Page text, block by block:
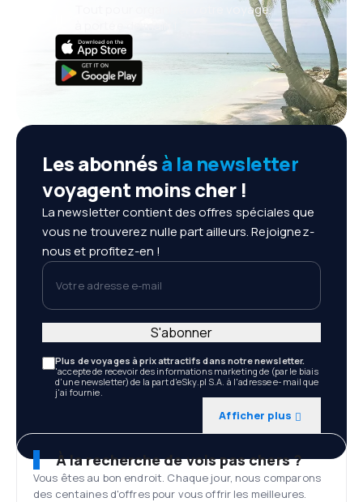
Tout pour organiser votre voyage,
Les abonnésà la newsletter
voyagent moins cher !
La newsletter contient des offres spéciales que
vous ne trouverez nulle part ailleurs. Rejoignez-
nous et profitez-en !
Votre adresse e-mail
Plus de voyages à prix attractifs dans notre newsletter.
'accepte de recevoir des informations marketing de (par le biais
d'une newsletter) de la part d'eSky.pl S.A. à l'adresse e-mail que
j'ai fournie.
Afficher plus
S'abonner
À la recherche de vols pas chers ?
Vous êtes au bon endroit. Chaque jour, nous comparons
des centaines d'offres pour vous offrir les meilleures.